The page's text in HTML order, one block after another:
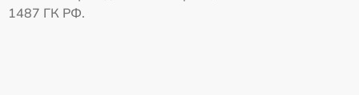
1487 ГК РФ.